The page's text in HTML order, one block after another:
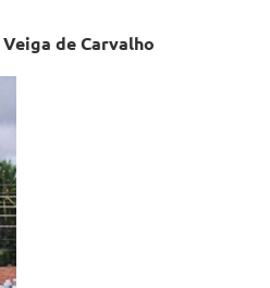
de Carvalho